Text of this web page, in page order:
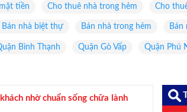
tiền Cho thuê nhà trong hẻm Cho
Bán nhà biệt thự Bán nhà trong hẻm Bán
Bình Thạnh Quận Gò Vấp Quận Phú
nhờ chuẩn sống chữa lành